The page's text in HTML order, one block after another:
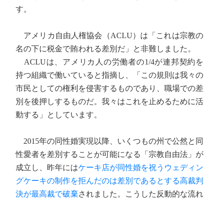
す。
アメリカ自由人権協会（ACLU）は「これは宗教の
名の下に税金で賄われる差別だ」と非難しました。
ACLUは、アメリカ人の労働者の1/4が連邦契約を
持つ組織で働いていると指摘し、「この規則は我々の
市民としての権利を侵害するものであり、職場での差
別を後押しするものだ。我々はこれを止めるために活
動する」としています。
2015年の同性婚実現以降、いくつもの州で公然と同
性愛者を差別することが可能になる「宗教自由法」が
成立し、昨年にはケーキ店が同性婚を祝うウェディン
グケーキの制作を拒んだのは差別であるとする高裁判
決が最高裁で破棄されました。こうした反動的な流れ